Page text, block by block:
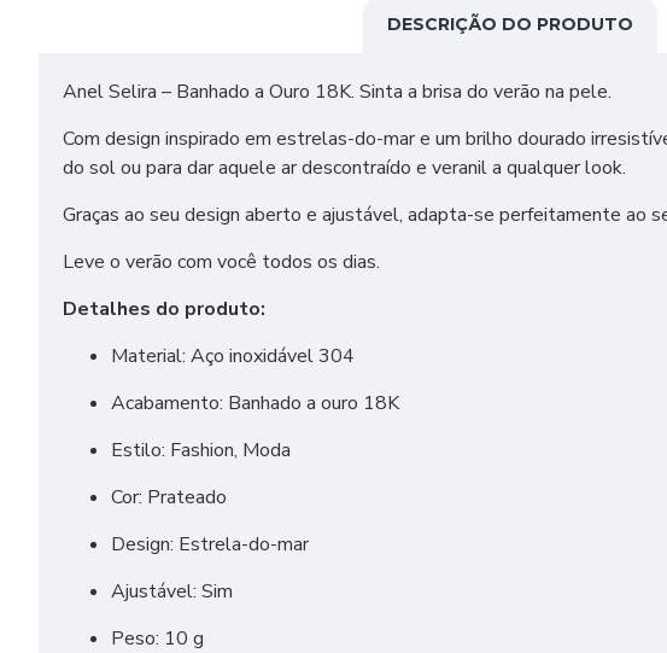
DESCRIÇÃO DO PRODUTO
Anel Selira – Banhado a Ouro 18K. Sinta a brisa do verão na pele.
Com design inspirado em estrelas-do-mar e um brilho dourado
do sol ou para dar aquele ar descontraído e veranil a qualquer look.
Graças ao seu design aberto e ajustável, adapta-se perfeitamente ao
Leve o verão com você todos os dias.
Detalhes do produto:
Material: Aço inoxidável 304
Acabamento: Banhado a ouro 18K
Estilo: Fashion, Moda
Cor: Prateado
Design: Estrela-do-mar
Ajustável: Sim
Peso: 10 g